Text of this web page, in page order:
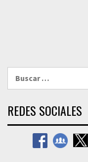
REDES SOCIALES